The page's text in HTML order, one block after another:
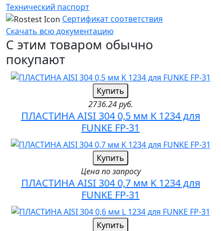
Технический паспорт
Сертификат соответствия
Скачать всю документацию
С этим товаром обычно
покупают
Купить
2736.24 руб.
ПЛАСТИНА AISI 304 0,5 мм K 1234 для
FUNKE FP-31
Купить
Цена по запросу
ПЛАСТИНА AISI 304 0,7 мм K 1234 для
FUNKE FP-31
Купить